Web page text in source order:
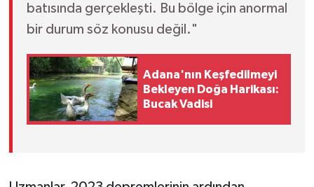
batısında gerçekleşti. Bu bölge için anormal
bir durum söz konusu değil."
Adana'nın Keşfedilmeyi
Bekleyen Doğa Harikası:
Bucak Vadisi